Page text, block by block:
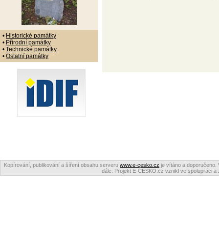
• Historické památky
• Přírodní památky
• Technické památky
• Ostatní památky
Kopírování, publikování a šíření obsahu serveru www.e-cesko.cz je vítáno a doporučeno.
dále. Projekt E-ČESKO.cz vznikl ve spolupráci